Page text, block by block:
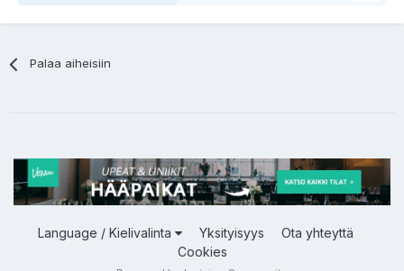
Palaa aiheisiin
Language / Kielivalinta Yksityisyys
Ota yhteyttä
Cookies